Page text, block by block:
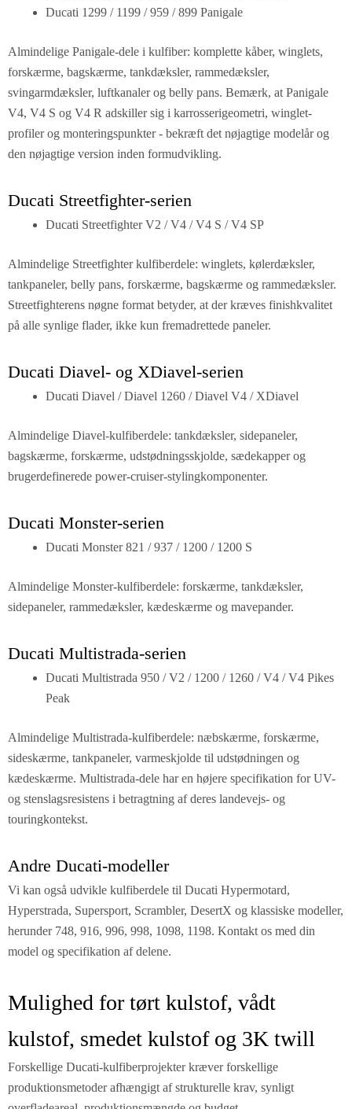
Ducati 1299 / 1199 / 959 / 899 Panigale
Almindelige Panigale-dele i kulfiber: komplette kåber, winglets,
forskærme, bagskærme, tankdæksler, rammedæksler,
svingarmdæksler, luftkanaler og belly pans. Bemærk, at Panigale
V4, V4 S og V4 R adskiller sig i karrosserigeometri, winglet-
profiler og monteringspunkter - bekræft det nøjagtige modelår og
den nøjagtige version inden formudvikling.
Ducati Streetfighter-serien
Ducati Streetfighter V2 / V4 / V4 S / V4 SP
Almindelige Streetfighter kulfiberdele: winglets, kølerdæksler,
tankpaneler, belly pans, forskærme, bagskærme og rammedæksler.
Streetfighterens nøgne format betyder, at der kræves finishkvalitet
på alle synlige flader, ikke kun fremadrettede paneler.
Ducati Diavel- og XDiavel-serien
Ducati Diavel / Diavel 1260 / Diavel V4 / XDiavel
Almindelige Diavel-kulfiberdele: tankdæksler, sidepaneler,
bagskærme, forskærme, udstødningsskjolde, sædekapper og
brugerdefinerede power-cruiser-stylingkomponenter.
Ducati Monster-serien
Ducati Monster 821 / 937 / 1200 / 1200 S
Almindelige Monster-kulfiberdele: forskærme, tankdæksler,
sidepaneler, rammedæksler, kædeskærme og mavepander.
Ducati Multistrada-serien
Ducati Multistrada 950 / V2 / 1200 / 1260 / V4 / V4 Pikes
Peak
Almindelige Multistrada-kulfiberdele: næbskærme, forskærme,
sideskærme, tankpaneler, varmeskjolde til udstødningen og
kædeskærme. Multistrada-dele har en højere specifikation for UV-
og stenslagsresistens i betragtning af deres landevejs- og
touringkontekst.
Andre Ducati-modeller
Vi kan også udvikle kulfiberdele til Ducati Hypermotard,
Hyperstrada, Supersport, Scrambler, DesertX og klassiske modeller,
herunder 748, 916, 996, 998, 1098, 1198. Kontakt os med din
model og specifikation af delene.
Mulighed for tørt kulstof, vådt
kulstof, smedet kulstof og 3K twill
Forskellige Ducati-kulfiberprojekter kræver forskellige
produktionsmetoder afhængigt af strukturelle krav, synligt